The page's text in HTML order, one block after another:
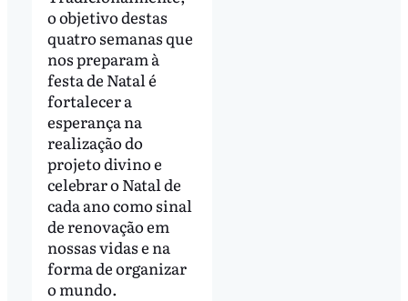
o objetivo destas
quatro semanas que
nos preparam à
festa de Natal é
fortalecer a
esperança na
realização do
projeto divino e
celebrar o Natal de
cada ano como sinal
de renovação em
nossas vidas e na
forma de organizar
o mundo.